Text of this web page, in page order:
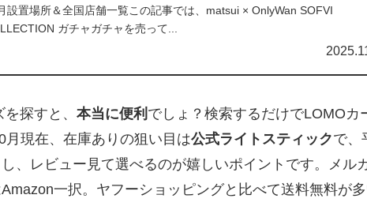
設置場所＆全国店舗一覧この記事では、matsui × OnlyWan SOFVI
ガチャガチャを売って...
探すと、 本当に便利 でしょ？検索するだけでLOMOカ
現在、在庫ありの狙い目は公式ライトスティックで、
、レビュー見て選べるのが嬉しいポイントです。メル
一択。ヤフーショッピングと比べて送料無料が